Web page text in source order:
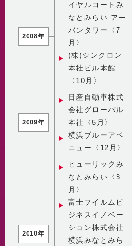
2008年
イヤルコートみ
なとみらい アー
バンタワー〈7
月〉
(株)シンクロン
本社ビル本館
〈10月〉
2009年
日産自動車株式
会社グローバル
本社〈5月〉
横浜ブルーアベ
ニュー〈12月〉
2010年
ヒューリックみ
なとみらい〈3
月〉
富士フイルムビ
ジネスイノベー
ション株式会社
横浜みなとみら